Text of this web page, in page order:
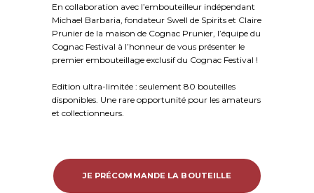
En collaboration avec l’embouteilleur indépendant
Michael Barbaria, fondateur Swell de Spirits et Claire
Prunier de la maison de Cognac Prunier, l’équipe du
Cognac Festival à l’honneur de vous présenter le
premier embouteillage exclusif du Cognac Festival !
Edition ultra-limitée : seulement 80 bouteilles
disponibles. Une rare opportunité pour les amateurs
et collectionneurs.
JE PRÉCOMMANDE LA BOUTEILLE